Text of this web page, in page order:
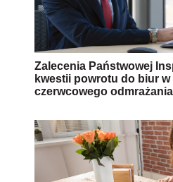
Zalecenia Państwowej
kwestii powrotu do biur w
czerwcowego odmrażania